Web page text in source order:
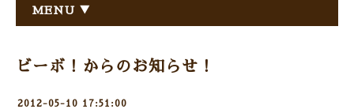
MENU ▼
ビーボ！からのお知らせ！
2012-05-10 17:51:00